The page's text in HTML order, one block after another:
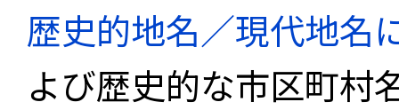
歴史的地名／現代地名
よび歴史的な市区町村